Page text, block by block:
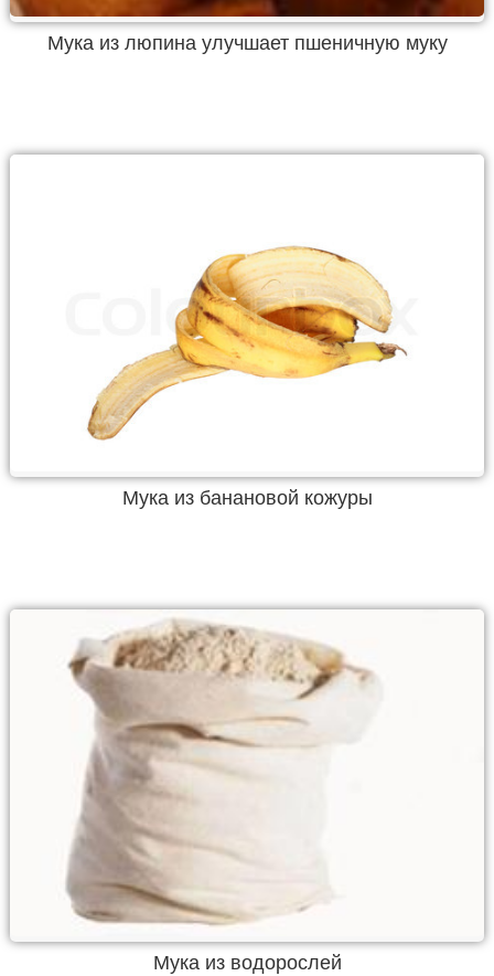
Мука из люпина улучшает пшеничную муку
Мука из банановой кожуры
Мука из водорослей